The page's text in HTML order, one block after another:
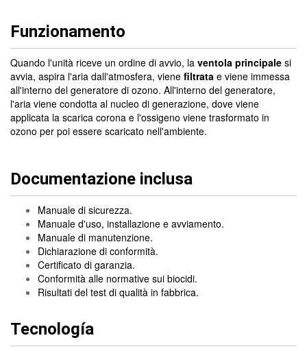
Funzionamento
Quando l'unità riceve un ordine di avvio, la ventola principale si
avvia, aspira l'aria dall'atmosfera, viene filtrata e viene immessa
all'interno del generatore di ozono. All'interno del generatore,
l'aria viene condotta al nucleo di generazione, dove viene
applicata la scarica corona e l'ossigeno viene trasformato in
ozono per poi essere scaricato nell'ambiente.
Documentazione inclusa
Manuale di sicurezza.
Manuale d'uso, installazione e avviamento.
Manuale di manutenzione.
Dichiarazione di conformità.
Certificato di garanzia.
Conformità alle normative sui biocidi.
Risultati del test di qualità in fabbrica.
Tecnología